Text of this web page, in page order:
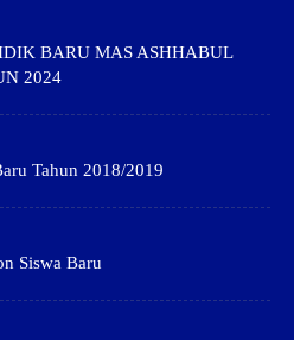
BARU MAS ASHHABUL
2024
Tahun 2018/2019
Siswa Baru